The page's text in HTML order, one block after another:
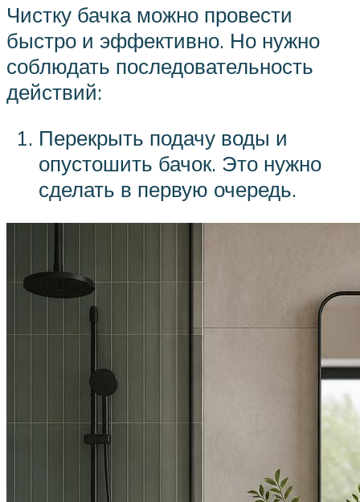
Чистку бачка можно провести
быстро и эффективно. Но нужно
соблюдать последовательность
действий:
Перекрыть подачу воды и
опустошить бачок. Это нужно
сделать в первую очередь.